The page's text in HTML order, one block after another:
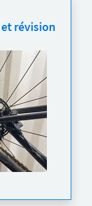
révision